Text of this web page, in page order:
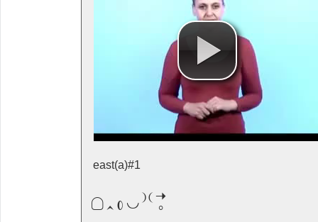
east(a)#1
